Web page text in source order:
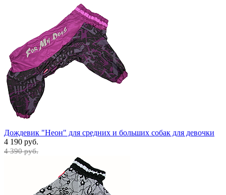
Дождевик "Неон" для средних и больших собак для девочки
4 190 руб.
4 390 руб.